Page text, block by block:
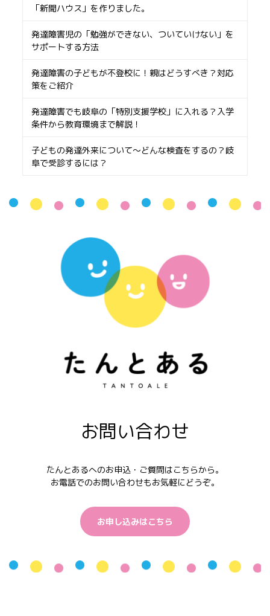
「新聞ハウス」を作りました。
発達障害児の「勉強ができない、ついていけない」を
サポートする方法
発達障害の子どもが不登校に！親はどうすべき？対応
策をご紹介
発達障害でも岐阜の「特別支援学校」に入れる？入学
条件から教育環境まで解説！
子どもの発達外来について〜どんな検査をするの？岐
阜で受診するには？
お問い合わせ
たんとあるへのお申込・ご質問はこちらから。
お電話でのお問い合わせもお気軽にどうぞ。
お申し込みはこちら